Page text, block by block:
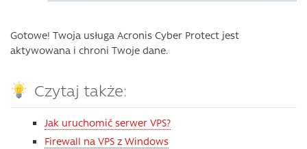
Gotowe! Twoja usługa Acronis Cyber Protect jest
aktywowana i chroni Twoje dane.
Czytaj także:
Jak uruchomić serwer VPS?
Firewall na VPS z Windows